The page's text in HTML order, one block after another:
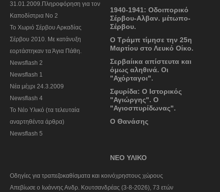
31.01.2009.Πληροφόρηση για τον
Καποδίστρια Νο 2
To Χωριό Σέρβου Αρκαδίας
Σέρβου 2010. Με κατάνυξη
εορτάστηκαν τα Άγια Πάθη.
Newsflash 2
Newsflash 1
Nέα μέχρι 24.3.2009
Newsflash 4
Το Νέο Υλικό (τα τελευταία
αναρτηθέντα άρθρα)
Newsflash 5
1940-1941: Oδοιπορικό
Σέρβου-Αλβαν. μέτωπο-
Σέρβου.
Ο Τράμπ τίμησε την 25η
Μαρτίου στο Λευκό Οίκο.
Σερβαίικα απίστευτα και
όμως αληθινά. Οι
"Αχόρταγοι".
Σφυρίδα: Ο Ιστορικός
"Αγιώργης". Ο
"Αγιοσπυρίδωνας".
Ο Θανάσης
ΝΕΟ ΥΛΙΚΟ
Οδηγίες για τραπεζοκαθίσματα και κοινόχρηστους χώρους
Απεβίωσε ο Ιωάννης Ανδρ. Κουτσανδρέας (3-8-2026), 73 ετών